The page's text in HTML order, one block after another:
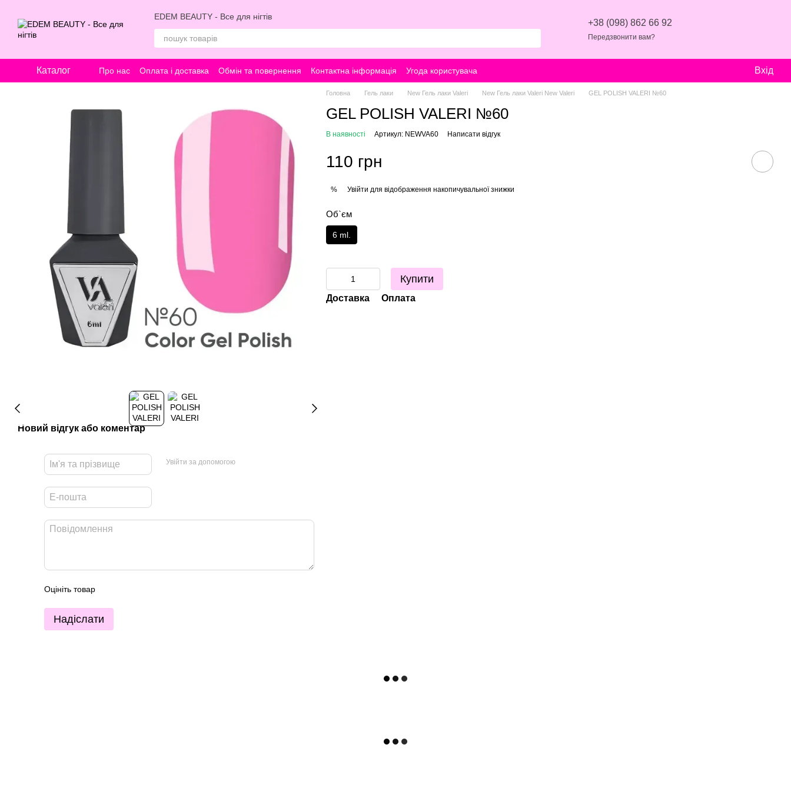
EDEM BEAUTY - Все для нігтів
+38 (098) 862 66 92
Передзвонити вам?
Каталог Про нас Оплата і доставка Обмін та повернення Контактна інформація Угода користувача Вхід
Новий відгук або коментар
Увійти за допомогою
Оцініть товар
Надіслати
Головна Гель лаки New Гель лаки Valeri New Гель лаки Valeri New Valeri GEL POLISH VALERI №60
GEL POLISH VALERI №60
В наявності Артикул: NEWVA60 Написати відгук
110 грн
% Увійти для відображення накопичувальної знижки
Об`єм
6 ml.
Купити
Доставка Оплата